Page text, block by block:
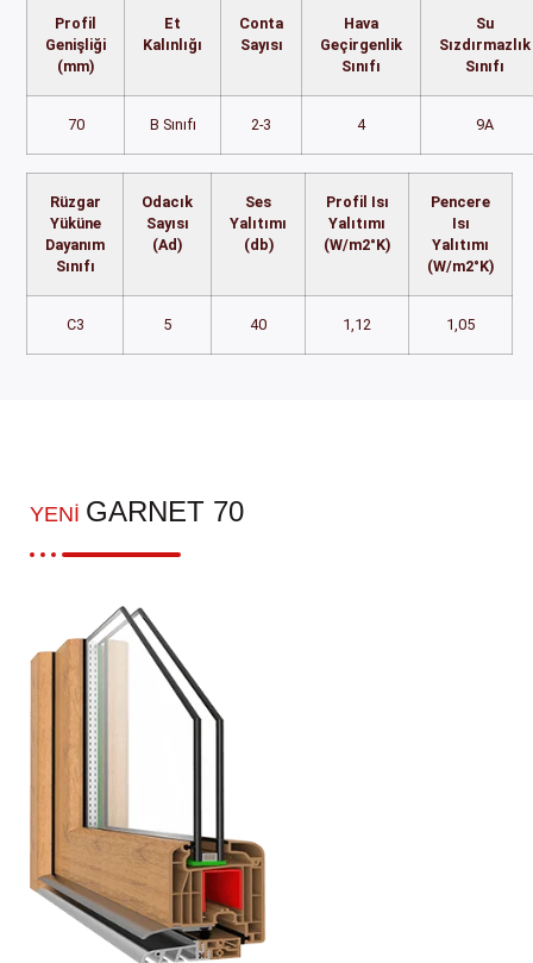
Profil
Genişliği
(mm)
Et
Kalınlığı
Conta
Sayısı
Hava
Geçirgenlik
Sınıfı
Su
Sızdırmazlık
Sınıfı
70 B Sınıfı 2-3 4 9A
Rüzgar
Yüküne
Dayanım
Sınıfı
Odacık
Sayısı
(Ad)
Ses
Yalıtımı
(db)
Profil Isı
Yalıtımı
(W/m2°K)
Pencere
Isı
Yalıtımı
(W/m2°K)
C3 5 40 1,12 1,05
YENI GARNET 70